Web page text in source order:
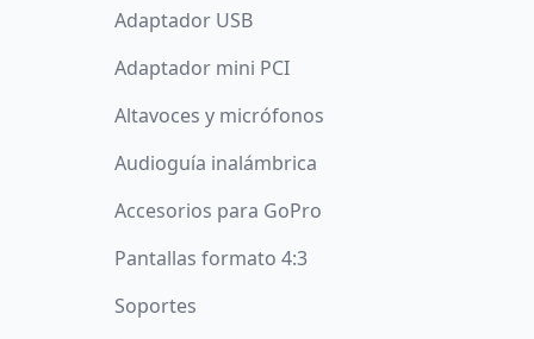
Adaptador USB
Adaptador mini PCI
Altavoces y micrófonos
Audioguía inalámbrica
Accesorios para GoPro
Pantallas formato 4:3
Soportes